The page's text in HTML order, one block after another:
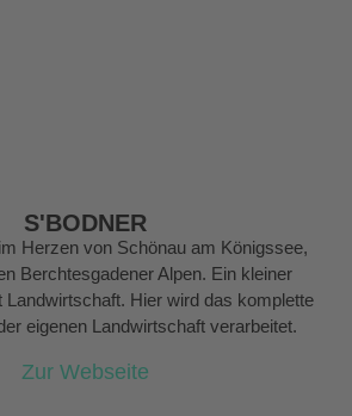
S'BODNER
Herzen von Schönau am Königssee,
Berchtesgadener Alpen. Ein kleiner
Landwirtschaft. Hier wird das komplette
eigenen Landwirtschaft verarbeitet.
Zur Webseite